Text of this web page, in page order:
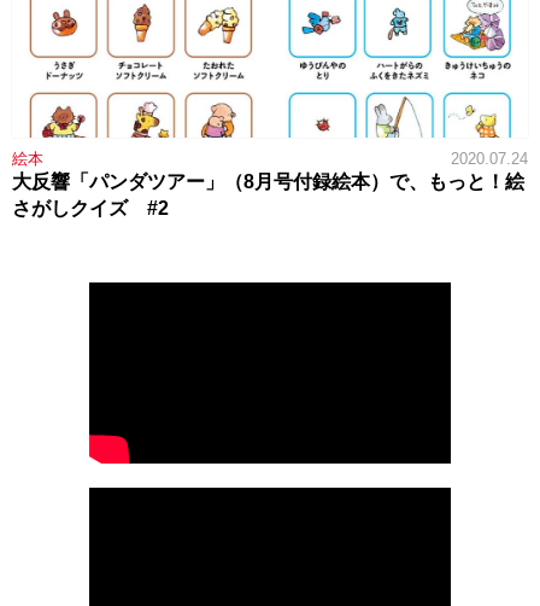
絵本 2020.07.24
大反響「パンダツアー」（8月号付録絵本）で、もっと！絵
さがしクイズ #2